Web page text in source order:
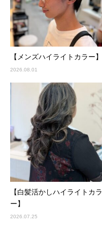
【メンズハイライトカラー】
2026.08.01
【白髪活かしハイライトカラ
ー】
2026.07.25